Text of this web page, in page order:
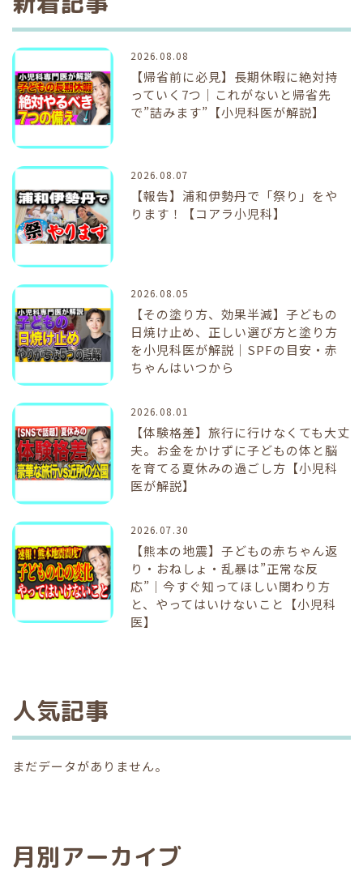
2026.08.08
【帰省前に必見】長期休暇に絶対持
っていく7つ｜これがないと帰省先
で”詰みます”【小児科医が解説】
2026.08.07
【報告】浦和伊勢丹で「祭り」をや
ります！【コアラ小児科】
2026.08.05
【その塗り方、効果半減】子どもの
日焼け止め、正しい選び方と塗り方
を小児科医が解説｜SPFの目安・赤
ちゃんはいつから
2026.08.01
【体験格差】旅行に行けなくても大丈
夫。お金をかけずに子どもの体と脳
を育てる夏休みの過ごし方【小児科
医が解説】
2026.07.30
【熊本の地震】子どもの赤ちゃん返
り・おねしょ・乱暴は”正常な反
応”｜今すぐ知ってほしい関わり方
と、やってはいけないこと【小児科
医】
人気記事
まだデータがありません。
月別アーカイブ